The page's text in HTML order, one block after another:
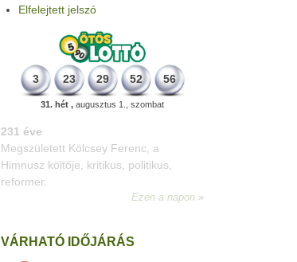
Elfelejtett jelszó
3 23 29 52 56
31. hét , augusztus 1., szombat
331 éve
Megszületett Mikes Kelemen
memoáríró, műfordító, a XVIII. századi
magyar prózairodalom legnagyobb
VÁRHATÓ IDŐJÁRÁS